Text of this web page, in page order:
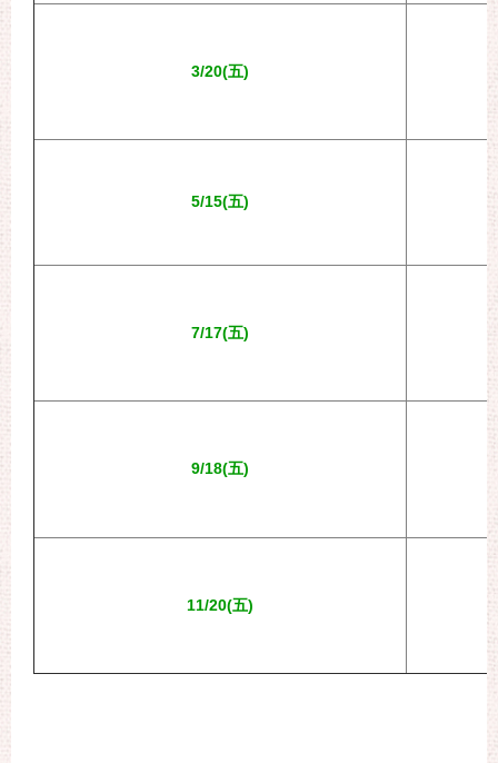
3/20(五)
5/15(五)
7/17(五)
9/18(五)
11/20(五)